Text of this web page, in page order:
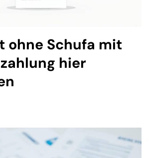
ohne Schufa mit
hier